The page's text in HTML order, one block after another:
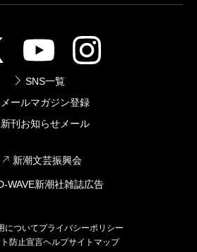
SNS一覧
メールマガジン登録
新刊お知らせメール
新潮文芸振興会
WAVE新潮社雑誌広告
についてプライバシーポリシー
防止宣言ヘルプサイトマップ